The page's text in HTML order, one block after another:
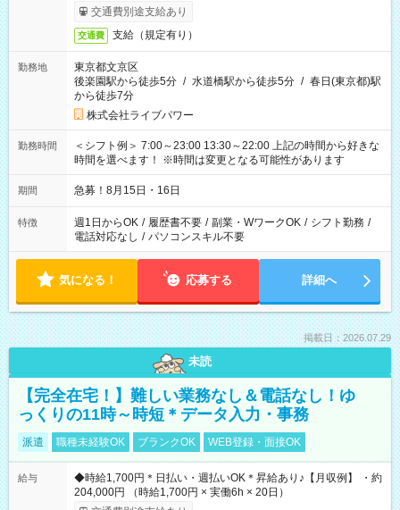
交通費別途支給あり
交通費 支給（規定有り）
勤務地
東京都文京区
後楽園駅から徒歩5分 / 水道橋駅から徒歩5分 / 春日(東京都)駅
から徒歩7分
株式会社ライブパワー
勤務時間
＜シフト例＞ 7:00～23:00 13:30～22:00 上記の時間から好きな
時間を選べます！ ※時間は変更となる可能性があります
期間 急募！8月15日・16日
特徴 週1日からOK / 履歴書不要 / 副業・WワークOK / シフト勤務 /
電話対応なし / パソコンスキル不要
気になる！ 応募する 詳細へ
掲載日：2026.07.29
未読
【完全在宅！】難しい業務なし＆電話なし！ゆ
っくりの11時～時短＊データ入力・事務
派遣 職種未経験OK ブランクOK WEB登録・面接OK
給与
◆時給1,700円＊日払い・週払いOK＊昇給あり♪【月収例】 ・約
204,000円 （時給1,700円 × 実働6h × 20日）